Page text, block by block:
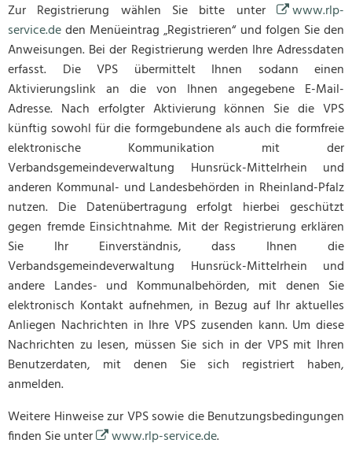
Zur Registrierung wählen Sie bitte unter
www.rlp-
service.deden Menüeintrag „Registrieren“ und folgen Sie den
Anweisungen. Bei der Registrierung werden Ihre Adressdaten
erfasst. Die VPS übermittelt Ihnen sodann einen
Aktivierungslink an die von Ihnen angegebene E-Mail-
Adresse. Nach erfolgter Aktivierung können Sie die VPS
künftig sowohl für die formgebundene als auch die formfreie
elektronische Kommunikation mit der
Verbandsgemeindeverwaltung Hunsrück-Mittelrhein und
anderen Kommunal- und Landesbehörden in Rheinland-Pfalz
nutzen. Die Datenübertragung erfolgt hierbei geschützt
gegen fremde Einsichtnahme. Mit der Registrierung erklären
Sie Ihr Einverständnis, dass Ihnen die
Verbandsgemeindeverwaltung Hunsrück-Mittelrhein und
andere Landes- und Kommunalbehörden, mit denen Sie
elektronisch Kontakt aufnehmen, in Bezug auf Ihr aktuelles
Anliegen Nachrichten in Ihre VPS zusenden kann. Um diese
Nachrichten zu lesen, müssen Sie sich in der VPS mit Ihren
Benutzerdaten, mit denen Sie sich registriert haben,
anmelden.
Weitere Hinweise zur VPS sowie die Benutzungsbedingungen
finden Sie unter
www.rlp-service.de.